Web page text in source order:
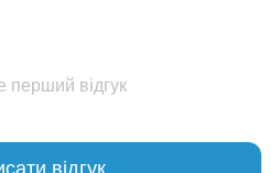
перший відгук
відгук